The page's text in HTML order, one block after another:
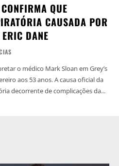
QUE
CAUSADA POR
DANE
o médico Mark Sloan em Grey’s
aos 53 anos. A causa oficial da
decorrente de complicações da...